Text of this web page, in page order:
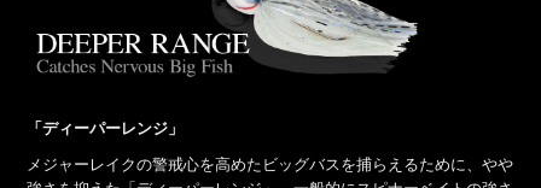
「ディーパーレンジ」
メジャーレイクの警戒心を高めたビッグバスを捕らえるために、やや